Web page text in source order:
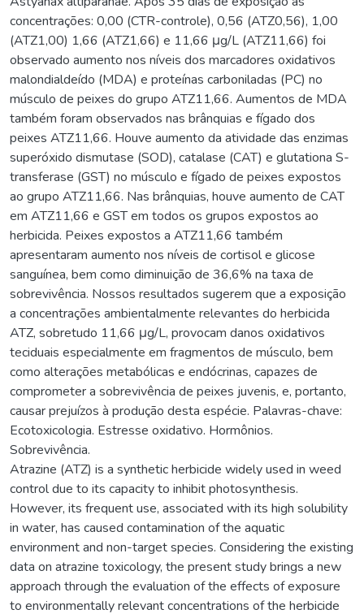
concentrações: 0,00 (CTR-controle), 0,56 (ATZ0,56), 1,00
(ATZ1,00) 1,66 (ATZ1,66) e 11,66 μg/L (ATZ11,66) foi
observado aumento nos níveis dos marcadores oxidativos
malondialdeído (MDA) e proteínas carboniladas (PC) no
músculo de peixes do grupo ATZ11,66. Aumentos de MDA
também foram observados nas brânquias e fígado dos
peixes ATZ11,66. Houve aumento da atividade das enzimas
superóxido dismutase (SOD), catalase (CAT) e glutationa S-
transferase (GST) no músculo e fígado de peixes expostos
ao grupo ATZ11,66. Nas brânquias, houve aumento de CAT
em ATZ11,66 e GST em todos os grupos expostos ao
herbicida. Peixes expostos a ATZ11,66 também
apresentaram aumento nos níveis de cortisol e glicose
sanguínea, bem como diminuição de 36,6% na taxa de
sobrevivência. Nossos resultados sugerem que a exposição
a concentrações ambientalmente relevantes do herbicida
ATZ, sobretudo 11,66 μg/L, provocam danos oxidativos
teciduais especialmente em fragmentos de músculo, bem
como alterações metabólicas e endócrinas, capazes de
comprometer a sobrevivência de peixes juvenis, e, portanto,
causar prejuízos à produção desta espécie. Palavras-chave:
Ecotoxicologia. Estresse oxidativo. Hormônios.
Sobrevivência.
Atrazine (ATZ) is a synthetic herbicide widely used in weed
control due to its capacity to inhibit photosynthesis.
However, its frequent use, associated with its high solubility
in water, has caused contamination of the aquatic
environment and non-target species. Considering the existing
data on atrazine toxicology, the present study brings a new
approach through the evaluation of the effects of exposure
to environmentally relevant concentrations of the herbicide